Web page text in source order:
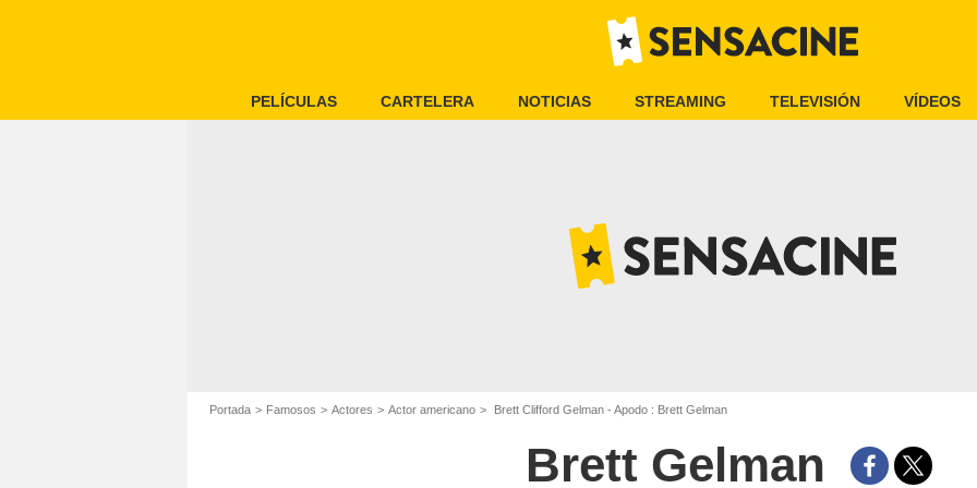
PELÍCULAS CARTELERA NOTICIAS STREAMING TELEVISIÓN VÍDEOS
Portada Famosos Actores Actor americano Brett Clifford Gelman - Apodo : Brett Gelman
Brett Gelman